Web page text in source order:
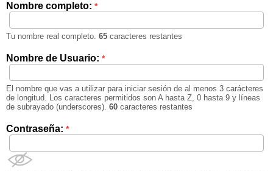
Nombre completo: *
Tu nombre real completo. 65 caracteres restantes
Nombre de Usuario: *
El nombre que vas a utilizar para iniciar sesión de al menos 3 carácteres
de longitud. Los caracteres permitidos son A hasta Z, 0 hasta 9 y líneas
de subrayado (underscores). 60 caracteres restantes
Contraseña: *